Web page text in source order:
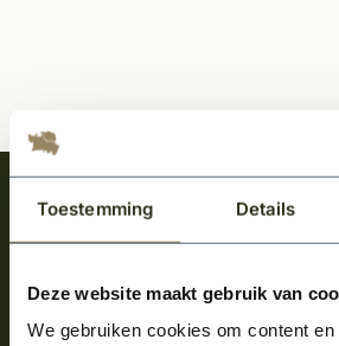
Toestemming Details
Deze website maakt gebruik van
We gebruiken cookies om content
Meld je aan en ontvang het
over onze kempische
Aanmelden voor de nieuwsbrief